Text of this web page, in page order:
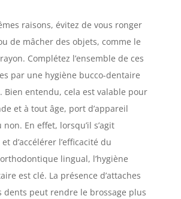
raisons, évitez de vous ronger
de mâcher des objets, comme le
Complétez l’ensemble de ces
par une hygiène bucco-dentaire
Bien entendu, cela est valable pour
et à tout âge, port d’appareil
En effet, lorsqu’il s’agit
d’accélérer l’efficacité du
lingual, l’hygiène
est clé. La présence d’attaches
dents peut rendre le brossage plus